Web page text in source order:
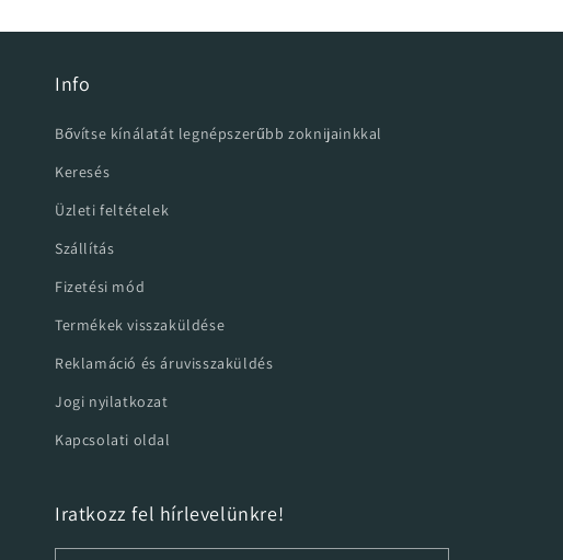
Info
Bővítse kínálatát legnépszerűbb zoknijainkkal
Keresés
Üzleti feltételek
Szállítás
Fizetési mód
Termékek visszaküldése
Reklamáció és áruvisszaküldés
Jogi nyilatkozat
Kapcsolati oldal
Iratkozz fel hírlevelünkre!